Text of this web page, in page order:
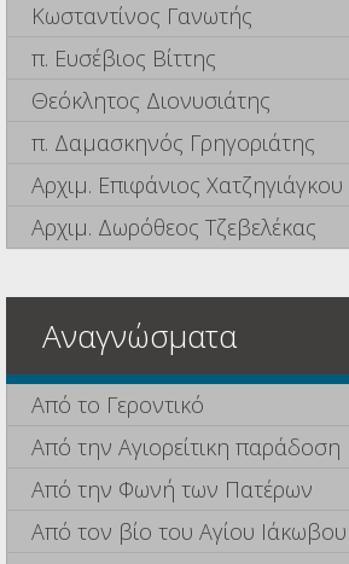
Κωσταντίνος Γανωτής
π. Ευσέβιος Βίττης
Θεόκλητος Διονυσιάτης
π. Δαμασκηνός Γρηγοριάτης
Αρχιμ. Επιφάνιος Χατζηγιάγκου
Αρχιμ. Δωρόθεος Τζεβελέκας
Αναγνώσματα
Από το Γεροντικό
Από την Αγιορείτικη παράδοση
Από την Φωνή των Πατέρων
Από τον βίο του Αγίου Ιάκωβου